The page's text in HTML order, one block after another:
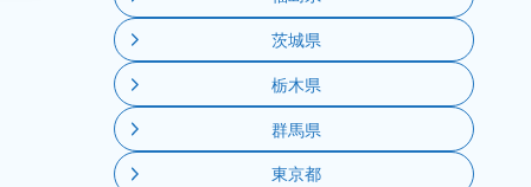
茨城県
栃木県
群馬県
東京都